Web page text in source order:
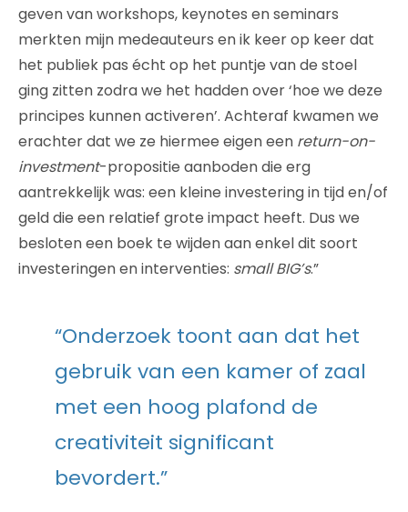
geven van workshops, keynotes en seminars
merkten mijn medeauteurs en ik keer op keer dat
het publiek pas écht op het puntje van de stoel
ging zitten zodra we het hadden over ‘hoe we deze
principes kunnen activeren’. Achteraf kwamen we
erachter dat we ze hiermee eigen een return-on-
investment-propositie aanboden die erg
aantrekkelijk was: een kleine investering in tijd en/of
geld die een relatief grote impact heeft. Dus we
besloten een boek te wijden aan enkel dit soort
investeringen en interventies: small BIG’s.”
“Onderzoek toont aan dat het
gebruik van een kamer of zaal
met een hoog plafond de
creativiteit significant
bevordert.”